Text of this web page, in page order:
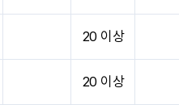
20 이상
20 이상